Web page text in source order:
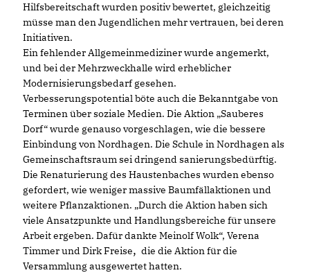
Hilfsbereitschaft wurden positiv bewertet, gleichzeitig
müsse man den Jugendlichen mehr vertrauen, bei deren
Initiativen.
Ein fehlender Allgemeinmediziner wurde angemerkt,
und bei der Mehrzweckhalle wird erheblicher
Modernisierungsbedarf gesehen.
Verbesserungspotential böte auch die Bekanntgabe von
Terminen über soziale Medien. Die Aktion „Sauberes
Dorf“ wurde genauso vorgeschlagen, wie die bessere
Einbindung von Nordhagen. Die Schule in Nordhagen als
Gemeinschaftsraum sei dringend sanierungsbedürftig.
Die Renaturierung des Haustenbaches wurden ebenso
gefordert, wie weniger massive Baumfällaktionen und
weitere Pflanzaktionen. „Durch die Aktion haben sich
viele Ansatzpunkte und Handlungsbereiche für unsere
Arbeit ergeben. Dafür dankte Meinolf Wolk“, Verena
Timmer und Dirk Freise, die die Aktion für die
Versammlung ausgewertet hatten.